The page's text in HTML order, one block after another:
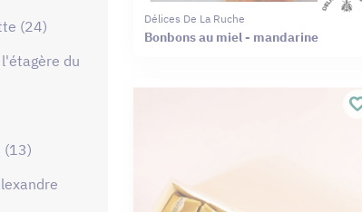
(24)
(13)
Délices De La Ruche
Bonbons au miel - mandarine